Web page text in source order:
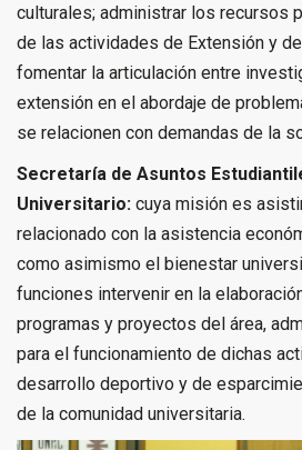
culturales; administrar los recursos
de las actividades de Extensión y
fomentar la articulación entre
extensión en el abordaje de
se relacionen con demandas de la
Secretaría de Asuntos
Universitario: cuya misión es
relacionado con la asistencia
como asimismo el bienestar
funciones intervenir en la
programas y proyectos del área,
para el funcionamiento de dichas
desarrollo deportivo y de
de la comunidad universitaria.